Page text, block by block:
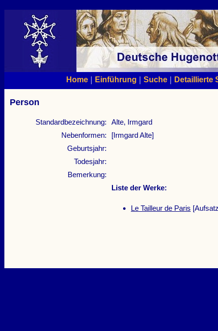
Home| Einführung | Suche| Detaillierte
Person
Standardbezeichnung:
Alte, Irmgard
Nebenformen:
[Irmgard Alte]
Geburtsjahr:
Todesjahr:
Bemerkung:
Liste der Werke:
Le Tailleur de Paris